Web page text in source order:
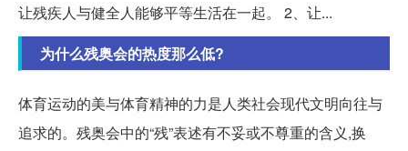
让残疾人与健全人能够平等生活在一起。 2、让...
为什么残奥会的热度那么低?
体育运动的美与体育精神的力是人类社会现代文明向往与
追求的。残奥会中的“残”表述有不妥或不尊重的含义,换